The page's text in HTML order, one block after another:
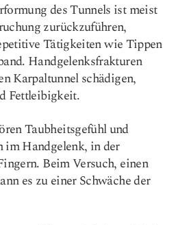
des Tunnels ist meist
zurückzuführen,
Tätigkeiten wie Tippen
Handgelenksfrakturen
Karpaltunnel schädigen,
Fettleibigkeit.
Taubheitsgefühl und
im Handgelenk, in der
Beim Versuch, einen
es zu einer Schwäche der